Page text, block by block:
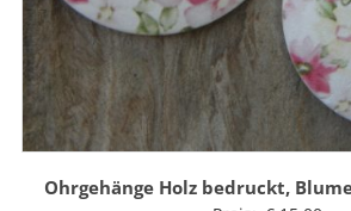
Ohrgehänge Holz bedruckt,